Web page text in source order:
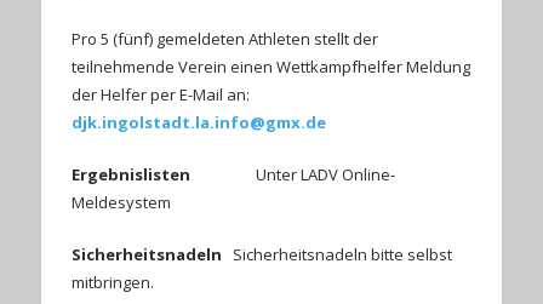
Pro 5 (fünf) gemeldeten Athleten stellt der
teilnehmende Verein einen Wettkampfhelfer Meldung
der Helfer per E-Mail an:
djk.ingolstadt.la.info@gmx.de
Ergebnislisten
Unter LADV Online-
Meldesystem
Sicherheitsnadeln Sicherheitsnadeln bitte selbst
mitbringen.